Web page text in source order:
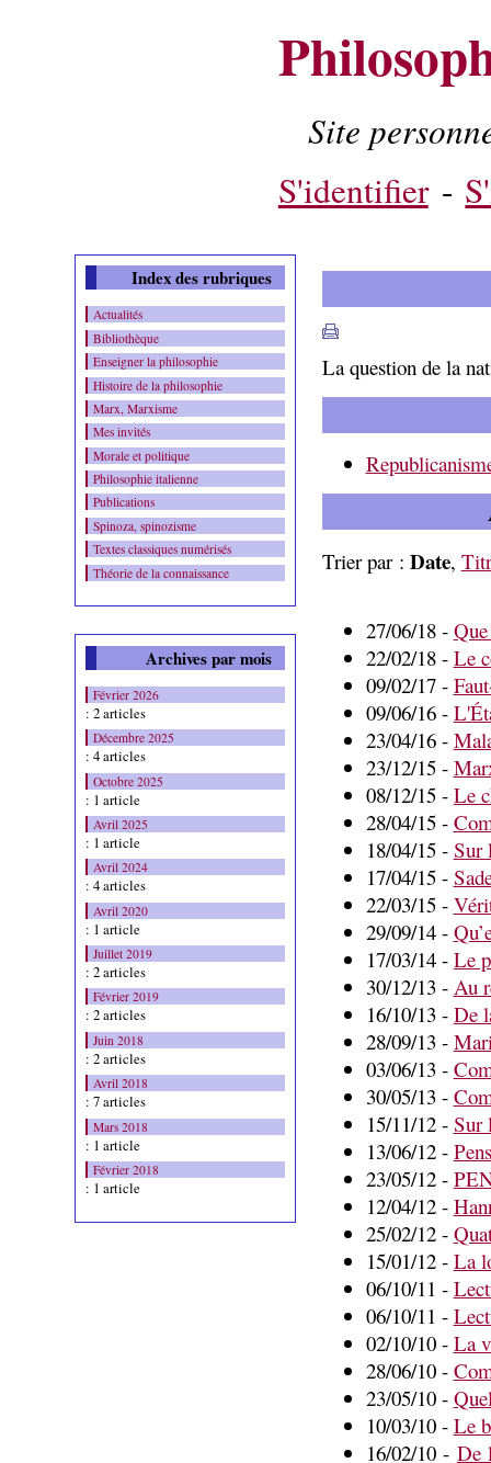
Site
S'identifier -
Index des rubriques
Actualités
Bibliothèque
Enseigner la philosophie
Histoire de la philosophie
Marx, Marxisme
Mes invités
Morale et politique
Philosophie italienne
Publications
Spinoza, spinozisme
Textes classiques numérisés
Théorie de la connaissance
Archives par mois
Février 2026
: 2 articles
Décembre 2025
: 4 articles
Octobre 2025
: 1 article
Avril 2025
: 1 article
Avril 2024
: 4 articles
Avril 2020
: 1 article
Juillet 2019
: 2 articles
Février 2019
: 2 articles
Juin 2018
: 2 articles
Avril 2018
: 7 articles
Mars 2018
: 1 article
Février 2018
: 1 article
La question de la
Trier par : Date,
27/06/18 -
22/02/18 - Le
09/02/17 -
09/06/16 -
23/04/16 -
23/12/15 -
08/12/15 - Le
28/04/15 -
18/04/15 - Sur
17/04/15 -
22/03/15 -
29/09/14 -
17/03/14 - Le
30/12/13 - Au
16/10/13 - De
28/09/13 -
03/06/13 -
30/05/13 -
15/11/12 - Sur
13/06/12 -
23/05/12 -
12/04/12 -
25/02/12 -
15/01/12 - La
06/10/11 -
06/10/11 -
02/10/10 - La
28/06/10 -
23/05/10 -
10/03/10 - Le
16/02/10 - De